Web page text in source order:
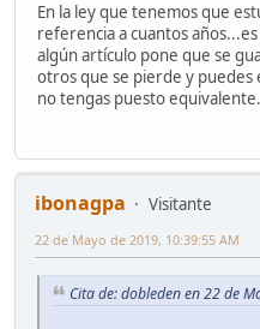
En la ley que tenemos que
referencia a cuantos
algún artículo pone que se
otros que se pierde y
no tengas puesto
ibonagpa
Visitante
22 de Mayo de 2019, 10:39:55 AM
Cita de: dobleden en 22 de